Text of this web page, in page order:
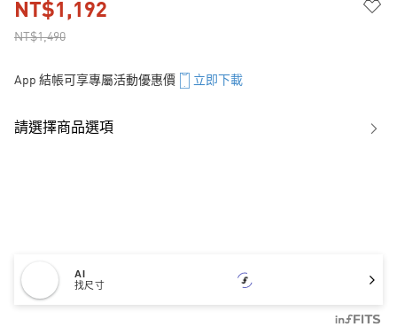
NT$1,490
NT$1,192
App 結帳可享專屬活動優惠價 立即下載
請選擇商品選項
AI
找尺寸